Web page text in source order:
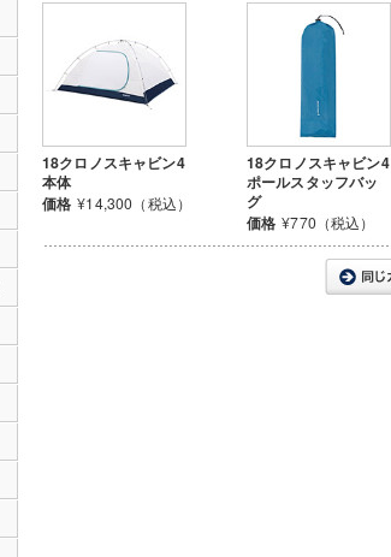
18クロノスキャビン4
本体
価格 ¥14,300（税込）
18クロノスキャビン4
ポールスタッフバッ
グ
価格 ¥770（税込）